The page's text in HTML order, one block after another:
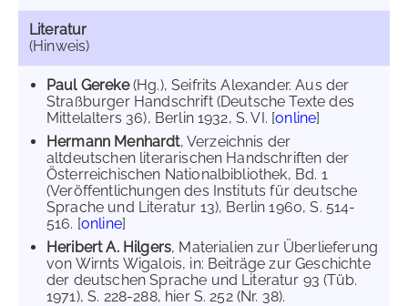
Literatur
(Hinweis)
Paul Gereke(Hg.), Seifrits Alexander. Aus der
Straßburger Handschrift (Deutsche Texte des
Mittelalters 36), Berlin 1932, S. VI. [online]
Hermann Menhardt, Verzeichnis der
altdeutschen literarischen Handschriften der
Österreichischen Nationalbibliothek, Bd. 1
(Veröffentlichungen des Instituts für deutsche
Sprache und Literatur 13), Berlin 1960, S. 514-
516. [online]
Heribert A. Hilgers, Materialien zur Überlieferung
von Wirnts Wigalois, in: Beiträge zur Geschichte
der deutschen Sprache und Literatur 93 (Tüb.
1971), S. 228-288, hier S. 252 (Nr. 38).